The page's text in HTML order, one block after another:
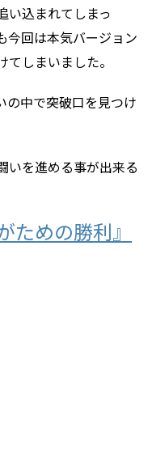
い込まれてしまっ
今回は本気バージョン
しまいました。
の中で突破口を見つけ
いを進める事が出来る
めの勝利』